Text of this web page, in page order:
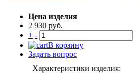
Цена изделия
2 930 руб.
+ -
В корзину
Задать вопрос
Характеристики изделия: